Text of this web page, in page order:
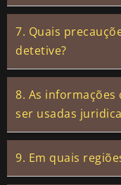
7. Quais
detetive?
8. As
ser usadas
9. Em quais